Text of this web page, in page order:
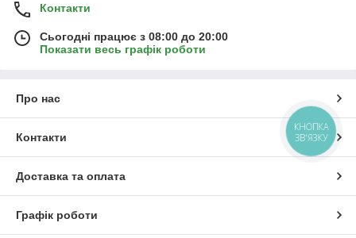
Контакти
Сьогодні працює з 08:00 до 20:00
Показати весь графік роботи
Про нас
Контакти
Доставка та оплата
Графік роботи
КНОПКА
ЗВ'ЯЗКУ